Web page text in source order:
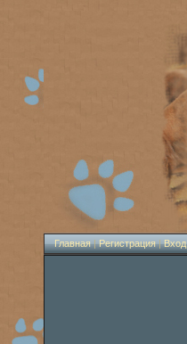
Главная|Регистрация|Вход